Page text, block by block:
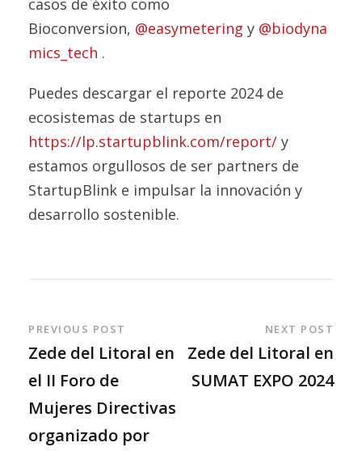
casos de éxito como
Bioconversion, @easymetering y @biodyna
mics_tech .
Puedes descargar el reporte 2024 de
ecosistemas de startups en
https://lp.startupblink.com/report/ y
estamos orgullosos de ser partners de
StartupBlink e impulsar la innovación y
desarrollo sostenible.
PREVIOUS POST
Zede del Litoral en
el II Foro de
Mujeres Directivas
organizado por
NEXT POST
Zede del Litoral en
SUMAT EXPO 2024